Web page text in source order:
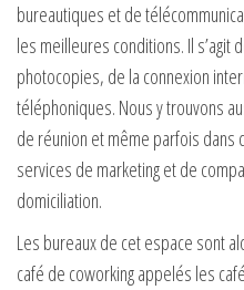
bureautiques et de
les meilleures conditions. Il s’agit
photocopies, de la connexion
téléphoniques. Nous y trouvons
de réunion et même parfois dans
services de marketing et de
domiciliation.
Les bureaux de cet espace sont
café de coworking appelés les